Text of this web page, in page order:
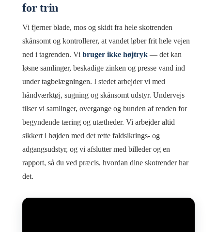
for trin
Vi fjerner blade, mos og skidt fra hele skotrenden
skånsomt og kontrollerer, at vandet løber frit hele vejen
ned i tagrenden. Vi bruger ikke højtryk — det kan
løsne samlinger, beskadige zinken og presse vand ind
under tagbelægningen. I stedet arbejder vi med
håndværktøj, sugning og skånsomt udstyr. Undervejs
tilser vi samlinger, overgange og bunden af renden for
begyndende tæring og utætheder. Vi arbejder altid
sikkert i højden med det rette faldsikrings- og
adgangsudstyr, og vi afslutter med billeder og en
rapport, så du ved præcis, hvordan dine skotrender har
det.